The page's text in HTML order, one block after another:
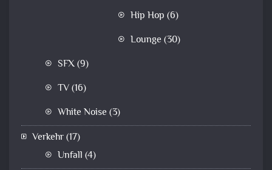
Hip Hop (6)
Lounge (30)
SFX(9)
TV(16)
White Noise (3)
Verkehr(17)
Unfall (4)